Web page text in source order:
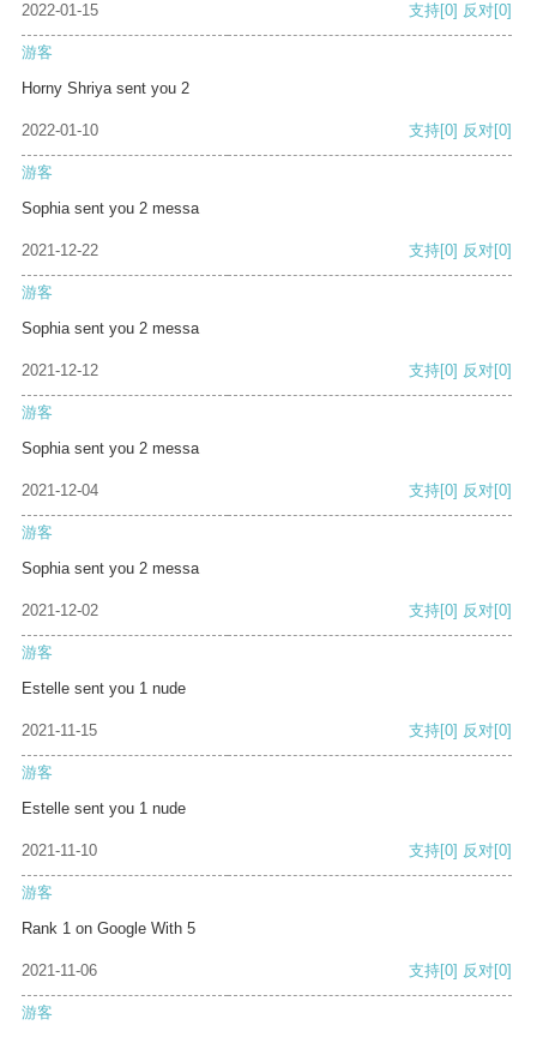
2022-01-15 支持[0] 反对[0]
游客
Horny Shriya sent you 2
2022-01-10 支持[0] 反对[0]
游客
Sophia sent you 2 messa
2021-12-22 支持[0] 反对[0]
游客
Sophia sent you 2 messa
2021-12-12 支持[0] 反对[0]
游客
Sophia sent you 2 messa
2021-12-04 支持[0] 反对[0]
游客
Sophia sent you 2 messa
2021-12-02 支持[0] 反对[0]
游客
Estelle sent you 1 nude
2021-11-15 支持[0] 反对[0]
游客
Estelle sent you 1 nude
2021-11-10 支持[0] 反对[0]
游客
Rank 1 on Google With 5
2021-11-06 支持[0] 反对[0]
游客